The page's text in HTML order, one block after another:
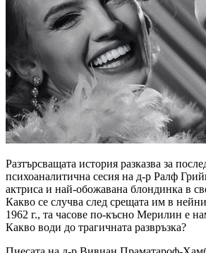
Разтърсващата история разказва за
психоаналитична сесия на д-р Ралф
актриса и най-обожавана блондинка в
Какво се случва след срещата им в
1962 г., та часове по-късно Мерилин е
Какво води до трагичната развръзка?